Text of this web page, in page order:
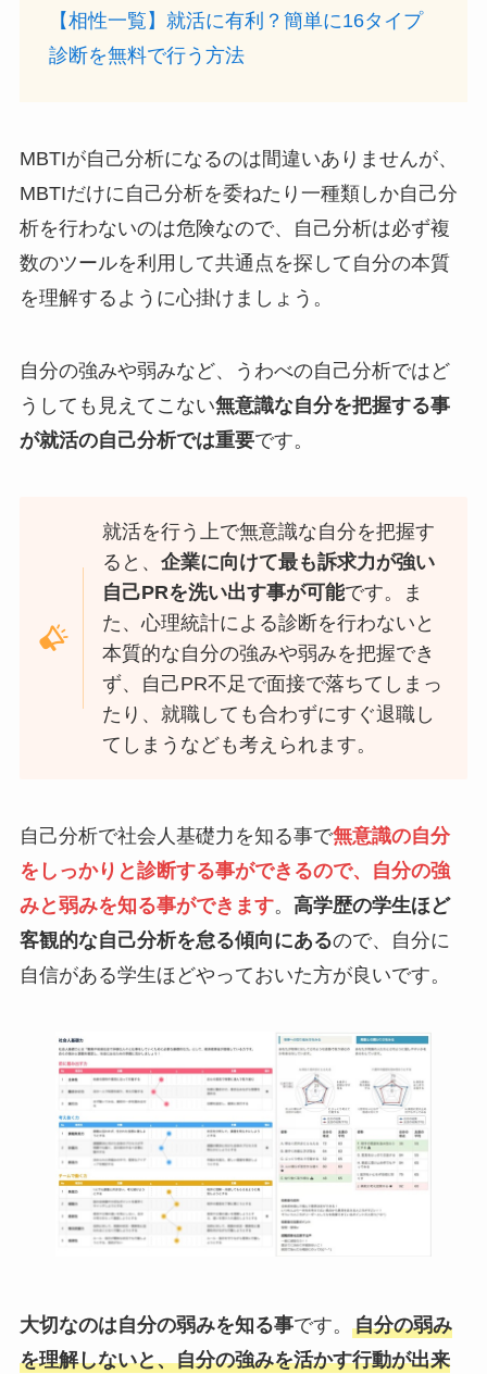
【相性一覧】就活に有利？簡単に16タイプ
診断を無料で行う方法
MBTIが自己分析になるのは間違いありませんが、
MBTIだけに自己分析を委ねたり一種類しか自己分
析を行わないのは危険なので、自己分析は必ず複
数のツールを利用して共通点を探して自分の本質
を理解するように心掛けましょう。
自分の強みや弱みなど、うわべの自己分析ではど
うしても見えてこない無意識な自分を把握する事
が就活の自己分析では重要です。
就活を行う上で無意識な自分を把握す
ると、企業に向けて最も訴求力が強い
自己PRを洗い出す事が可能です。ま
た、心理統計による診断を行わないと
本質的な自分の強みや弱みを把握でき
ず、自己PR不足で面接で落ちてしまっ
たり、就職しても合わずにすぐ退職し
てしまうなども考えられます。
自己分析で社会人基礎力を知る事で無意識の自分
をしっかりと診断する事ができるので、自分の強
みと弱みを知る事ができます。 高学歴の学生ほど
客観的な自己分析を怠る傾向にあるので、自分に
自信がある学生ほどやっておいた方が良いです。
大切なのは自分の弱みを知る事です。 自分の弱み
を理解しないと、自分の強みを活かす行動が出来